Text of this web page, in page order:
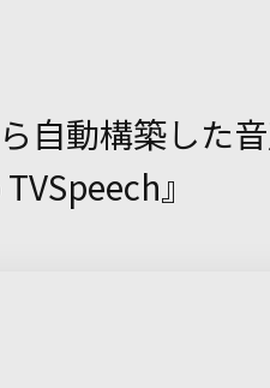
自動構築した
』